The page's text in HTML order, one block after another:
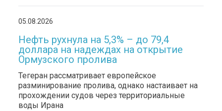
05.08.2026
Нефть рухнула на 5,3% – до 79,4
доллара на надеждах на открытие
Ормузского пролива
Тегеран рассматривает европейское
разминирование пролива, однако настаивает на
прохождении судов через территориальные
воды Ирана